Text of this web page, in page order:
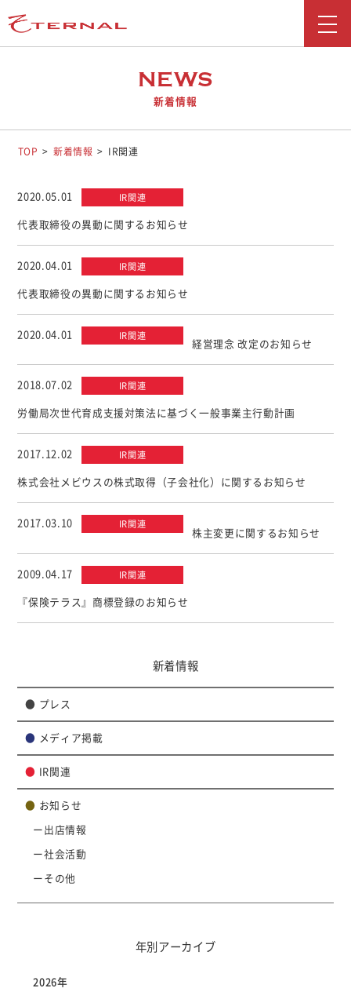
NEWS
新着情報
TOP 新着情報 IR関連
2020.05.01 IR関連
代表取締役の異動に関するお知らせ
2020.04.01 IR関連
代表取締役の異動に関するお知らせ
2020.04.01 IR関連
経営理念 改定のお知らせ
2018.07.02 IR関連
労働局次世代育成支援対策法に基づく一般事業主行動計画
2017.12.02 IR関連
株式会社メビウスの株式取得（子会社化）に関するお知らせ
2017.03.10 IR関連
株主変更に関するお知らせ
2009.04.17 IR関連
『保険テラス』商標登録のお知らせ
新着情報
● プレス
● メディア掲載
● IR関連
● お知らせ
出店情報
社会活動
その他
年別アーカイブ
2026年
勧誘方針
お客さま本位の業務運営に関する取り組み
反社会勢力に対する基本方針
カスタマーハラスメントに対する基本方針